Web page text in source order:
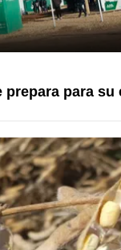
prepara para su